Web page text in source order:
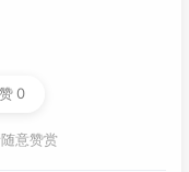
赞 0
意赞赏